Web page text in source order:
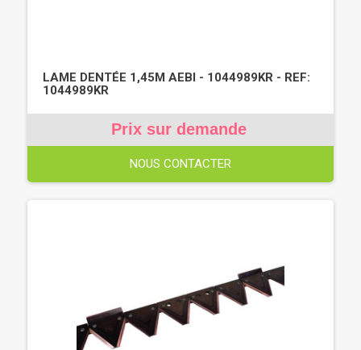
LAME DENTÉE 1,45M AEBI - 1044989KR - REF:
1044989KR
Prix sur demande
NOUS CONTACTER